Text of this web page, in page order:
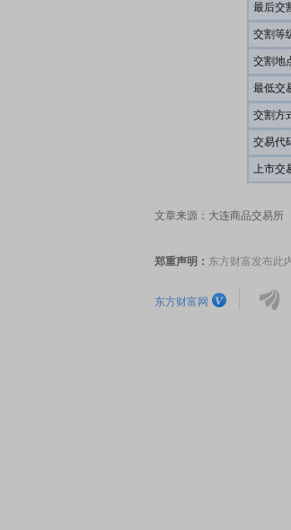
最后交
交割等
交割地
最低交
交割方
交易代
上市交
文章来源：大连商品交易所
郑重声明： 东方财富发布此
东方财富网